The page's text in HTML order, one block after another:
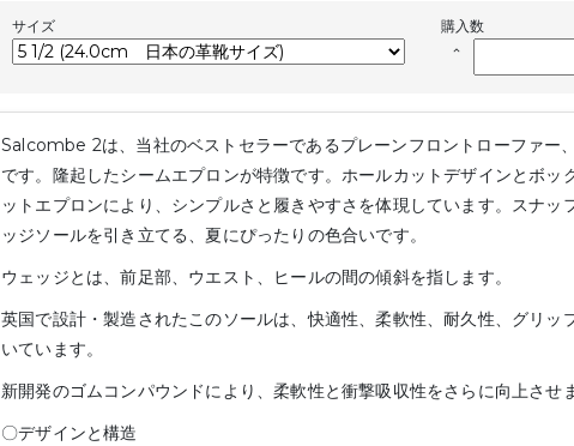
サイズ 購入数
keyboard_arrow_up
Salcombe 2は、当社のベストセラーであるプレーンフロントローファ
です。隆起したシームエプロンが特徴です。ホールカットデザインとボ
ットエプロンにより、シンプルさと履きやすさを体現しています。スナ
ッジソールを引き立てる、夏にぴったりの色合いです。
ウェッジとは、前足部、ウエスト、ヒールの間の傾斜を指します。
英国で設計・製造されたこのソールは、快適性、柔軟性、耐久性、グリ
いています。
新開発のゴムコンパウンドにより、柔軟性と衝撃吸収性をさらに向上させ
〇デザインと構造